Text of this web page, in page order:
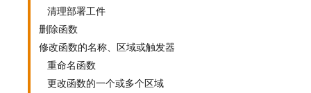
清理部署工件
删除函数
修改函数的名称、区域或触发器
重命名函数
更改函数的一个或多个区域